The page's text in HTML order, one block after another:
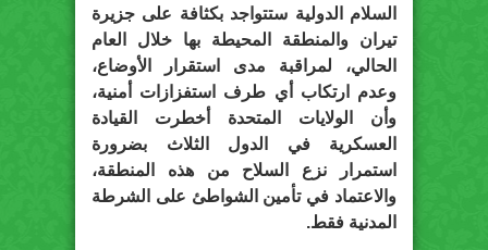
السلام الدولية ستتواجد بكثافة على جزيرة
تيران والمنطقة المحيطة بها خلال العام
الحالي، لمراقبة مدى استقرار الأوضاع،
وعدم ارتكاب أي طرف استفزازات أمنية،
وأن الولايات المتحدة أخطرت القيادة
العسكرية في الدول الثلاث بضرورة
استمرار نزع السلاح من هذه المنطقة،
والاعتماد في تأمين الشواطئ على الشرطة
المدنية فقط.